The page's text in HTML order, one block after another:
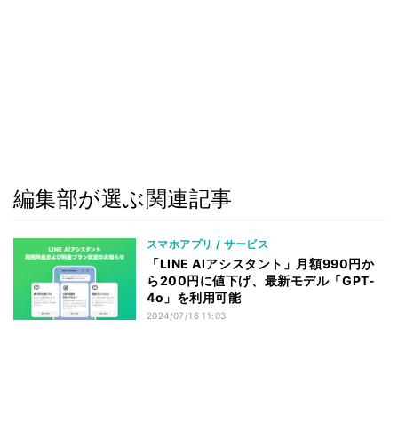
編集部が選ぶ関連記事
スマホアプリ / サービス
「LINE AIアシスタント」月額990円か
ら200円に値下げ、最新モデル「GPT-
4o」を利用可能
2024/07/16 11:03